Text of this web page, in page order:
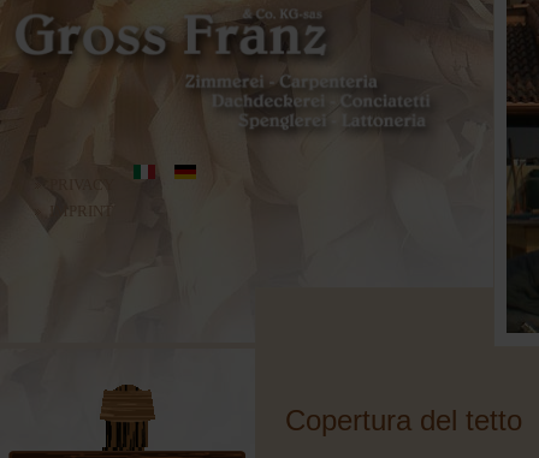
Copertura del tetto